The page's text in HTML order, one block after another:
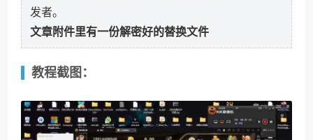
发者。
文章附件里有一份解密好的替换文件
教程截图：